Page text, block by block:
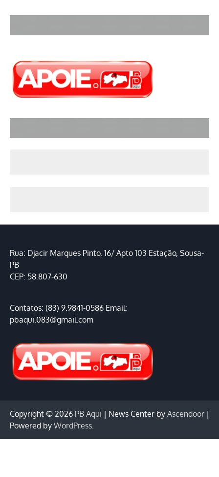
Rua: Djacir Marques Pinto, 16/ Apto 103 Estação, Sousa-
PB
CEP: 58.807-630
Contatos: (83) 9.9841-0586 Email:
pbaqui.083@gmail.com
Copyright © 2026 PB Aqui | News Center by Ascendoor |
Powered by WordPress.